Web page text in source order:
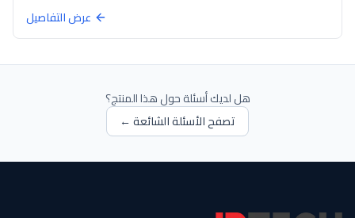
عرض التفاصيل
هل لديك أسئلة حول هذا المنتج؟
تصفح الأسئلة الشائعة ←